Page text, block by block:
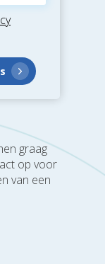
graag
op voor
van een